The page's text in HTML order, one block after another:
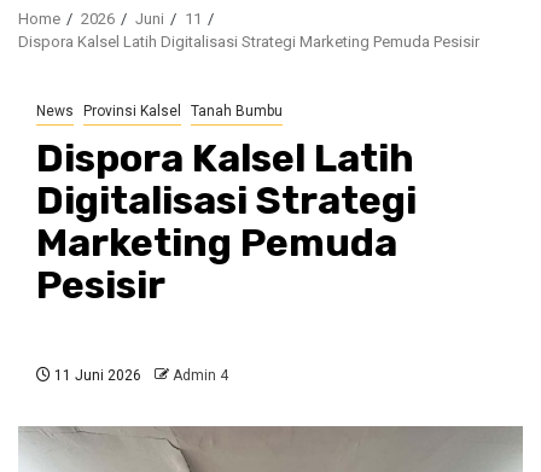
Home 2026 Juni
11
Dispora Kalsel Latih Digitalisasi Strategi Marketing Pemuda Pesisir
News Provinsi Kalsel Tanah Bumbu
Dispora Kalsel Latih
Digitalisasi Strategi
Marketing Pemuda
Pesisir
11 Juni 2026 Admin 4